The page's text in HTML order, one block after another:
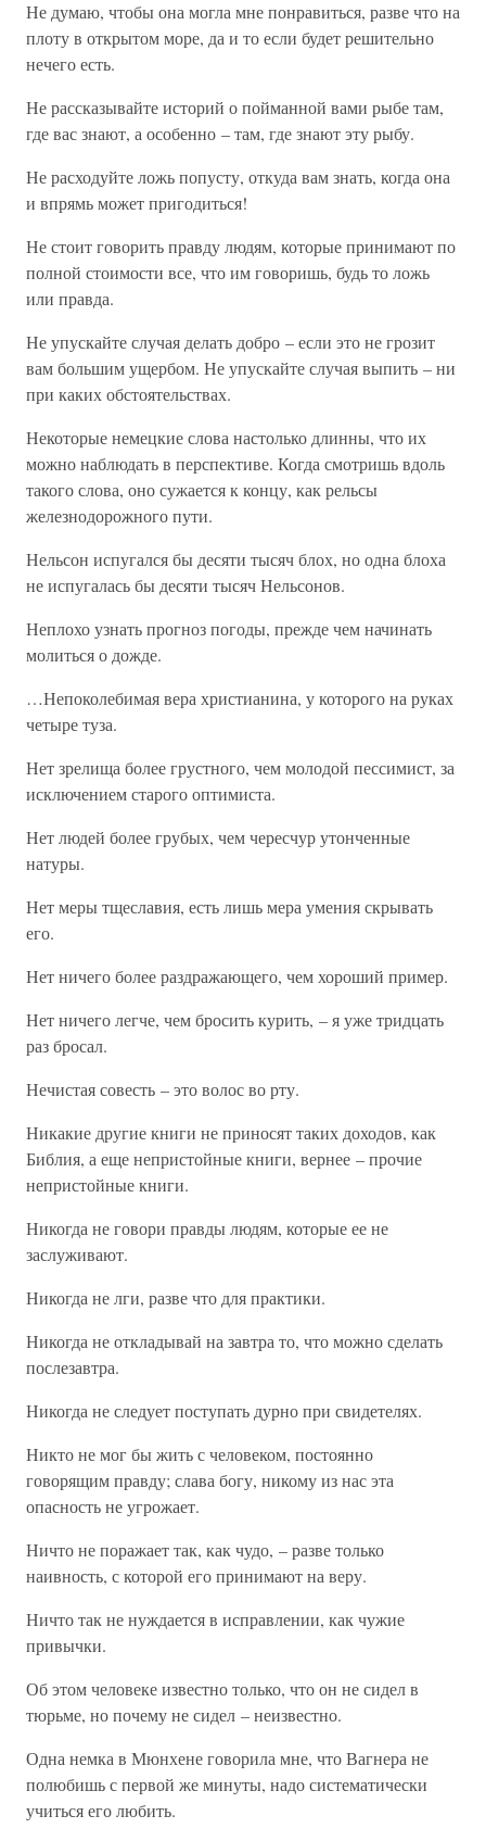
Не думаю, чтобы она могла мне понравиться, разве что на
плоту в открытом море, да и то если будет решительно
нечего есть.
Не рассказывайте историй о пойманной вами рыбе там,
где вас знают, а особенно – там, где знают эту рыбу.
Не расходуйте ложь попусту, откуда вам знать, когда она
и впрямь может пригодиться!
Не стоит говорить правду людям, которые принимают по
полной стоимости все, что им говоришь, будь то ложь
или правда.
Не упускайте случая делать добро – если это не грозит
вам большим ущербом. Не упускайте случая выпить – ни
при каких обстоятельствах.
Некоторые немецкие слова настолько длинны, что их
можно наблюдать в перспективе. Когда смотришь вдоль
такого слова, оно сужается к концу, как рельсы
железнодорожного пути.
Нельсон испугался бы десяти тысяч блох, но одна блоха
не испугалась бы десяти тысяч Нельсонов.
Неплохо узнать прогноз погоды, прежде чем начинать
молиться о дожде.
…Непоколебимая вера христианина, у которого на руках
четыре туза.
Нет зрелища более грустного, чем молодой пессимист, за
исключением старого оптимиста.
Нет людей более грубых, чем чересчур утонченные
натуры.
Нет меры тщеславия, есть лишь мера умения скрывать
его.
Нет ничего более раздражающего, чем хороший пример.
Нет ничего легче, чем бросить курить, – я уже тридцать
раз бросал.
Нечистая совесть – это волос во рту.
Никакие другие книги не приносят таких доходов, как
Библия, а еще непристойные книги, вернее – прочие
непристойные книги.
Никогда не говори правды людям, которые ее не
заслуживают.
Никогда не лги, разве что для практики.
Никогда не откладывай на завтра то, что можно сделать
послезавтра.
Никогда не следует поступать дурно при свидетелях.
Никто не мог бы жить с человеком, постоянно
говорящим правду; слава богу, никому из нас эта
опасность не угрожает.
Ничто не поражает так, как чудо, – разве только
наивность, с которой его принимают на веру.
Ничто так не нуждается в исправлении, как чужие
привычки.
Об этом человеке известно только, что он не сидел в
тюрьме, но почему не сидел – неизвестно.
Одна немка в Мюнхене говорила мне, что Вагнера не
полюбишь с первой же минуты, надо систематически
учиться его любить.